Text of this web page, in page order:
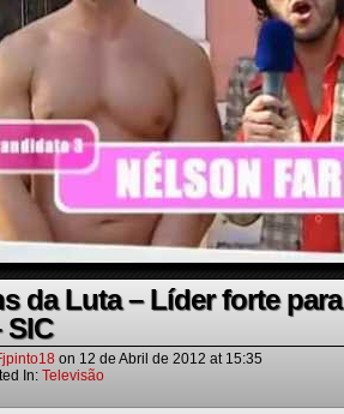
da Luta – Líder forte
SIC
on 12 de Abril de 2012 at 15:35
In: Televisão